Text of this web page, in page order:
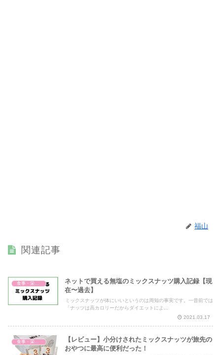
福山
関連記事
食事・栄養・サプリ
ネットで買える無塩のミックスナッツ購入記録【現
在〜過去】
ミックスナッツが体にいいというのは周知の事実です。一昔前では
「ナッツは高カロリーだからダイエットによ...
2021.03.17
食事・栄養・サプリ
【レビュー】小分けされたミックスナッツが旅先の
おやつに最高に便利だった！